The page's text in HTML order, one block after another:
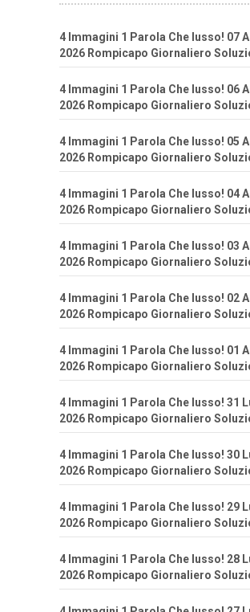
4 Immagini 1 Parola Che lusso! 07
2026 Rompicapo Giornaliero
4 Immagini 1 Parola Che lusso! 06
2026 Rompicapo Giornaliero
4 Immagini 1 Parola Che lusso! 05
2026 Rompicapo Giornaliero
4 Immagini 1 Parola Che lusso! 04
2026 Rompicapo Giornaliero
4 Immagini 1 Parola Che lusso! 03
2026 Rompicapo Giornaliero
4 Immagini 1 Parola Che lusso! 02
2026 Rompicapo Giornaliero
4 Immagini 1 Parola Che lusso! 01
2026 Rompicapo Giornaliero
4 Immagini 1 Parola Che lusso! 31
2026 Rompicapo Giornaliero
4 Immagini 1 Parola Che lusso! 30
2026 Rompicapo Giornaliero
4 Immagini 1 Parola Che lusso! 29
2026 Rompicapo Giornaliero
4 Immagini 1 Parola Che lusso! 28
2026 Rompicapo Giornaliero